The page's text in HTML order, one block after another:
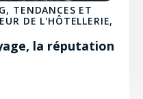
, TENDANCES ET
DE L'HÔTELLERIE,
la réputation